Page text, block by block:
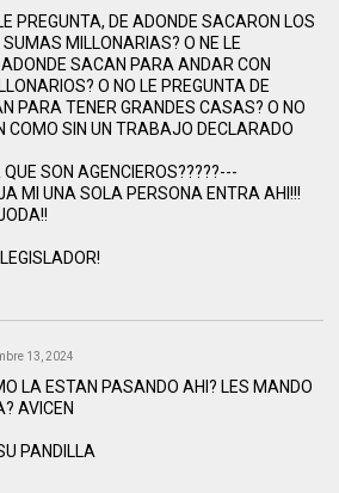
PREGUNTA, DE ADONDE SACARON LOS
SUMAS MILLONARIAS? O NE LE
SACAN PARA ANDAR CON
O NO LE PREGUNTA DE
PARA TENER GRANDES CASAS? O NO
COMO SIN UN TRABAJO DECLARADO
QUE SON AGENCIEROS?????---
MI UNA SOLA PERSONA ENTRA AHI!!!
13, 2024
LA ESTAN PASANDO AHI? LES MANDO
AVICEN
PANDILLA